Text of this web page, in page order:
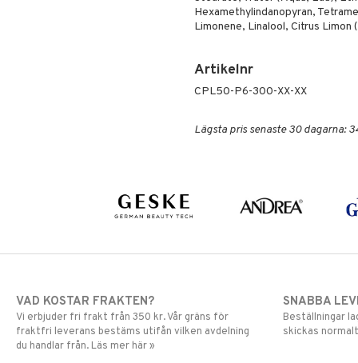
Hexamethylindanopyran,
Limonene, Linalool, Citrus
Artikelnr
CPL50-P6-300-XX-XX
Lägsta pris senaste 30 dagarna:
VAD KOSTAR FRAKTEN?
Vi erbjuder fri frakt från 350 kr. Vår gräns för
fraktfri leverans bestäms utifån vilken avdelning
du handlar från. Läs mer här »
SNABBA
Beställningar
skickas